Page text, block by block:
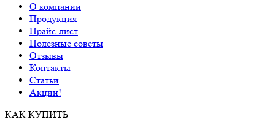
О компании
Продукция
Прайс-лист
Полезные советы
Отзывы
Контакты
Статьи
Акции!
КАК КУПИТЬ